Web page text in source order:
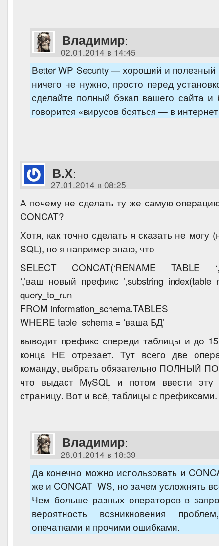
Владимир:
02.01.2014 в 14:45
Better WP Security — хороший и полезный
ничего не нужно, просто перед
сделайте полный бэкап вашего сайта и
говорится «вирусов бояться — в
B.X:
27.01.2014 в 08:25
А почему не сделать ту же самую
CONCAT?
Хотя, как точно сделать я сказать не могу
SQL), но я например знаю, что
SELECT CONCAT(‘RENAME TABLE
query_to_run
FROM information_schema.TABLES
WHERE table_schema = ‘ваша БД’
выводит префикс спереди таблицы и до
конца НЕ отрезает. Тут всего две
команду, выбрать обязательно ПОЛНЫЙ
что выдаст MySQL и потом ввести
страницу. Вот и всё, таблицы с префиксами.
Владимир:
28.01.2014 в 18:39
Да конечно можно использовать и
же и CONCAT_WS, но зачем усложнять
Чем больше разных операторов в
вероятность возникновения
опечатками и прочими ошибками.